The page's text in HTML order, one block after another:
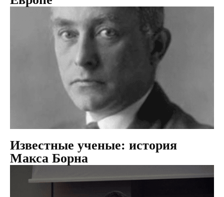
Известные ученые: история
Макса Борна